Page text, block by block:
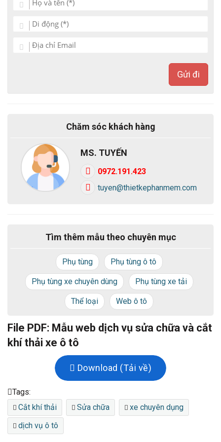
xe ô tô giao diện hiện đại bạn sẽ hoàn toàn làm chủ cuộc
chơi thương trường của mình. Dễ dàng thực hiện các chiến
những mẫu bên dưới, Bắc Việt hy vọng sẽ giúp bạn tìm được
những mẫu ưng ý hoặc có thể nảy ra được ý tưởng cho trang
web của bạn. Nếu bạn cần thiết kế website bán hàng theo
yêu cầu, hãy liên hệ với Bắc Việt theo hotline:0913.03.03.28
Gửi đi
Chăm sóc khách hàng
MS. TUYẾN
0972.191.423
tuyen@thietkephanmem.com
Tìm thêm mẫu theo chuyên mục
Phụ tùng Phụ tùng ô tô
Phụ tùng xe chuyên dùng Phụ tùng xe tải
Thể loại Web ô tô
File PDF: Mẫu web dịch vụ sửa chữa và cắt
khí thải xe ô tô
Download (Tải về)
Tags:
Cắt khí thải
Sửa chữa
xe chuyên dụng
dịch vụ ô tô